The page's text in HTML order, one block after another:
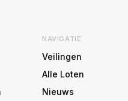
NAVIGATIE
Veilingen
Alle Loten
Nieuws